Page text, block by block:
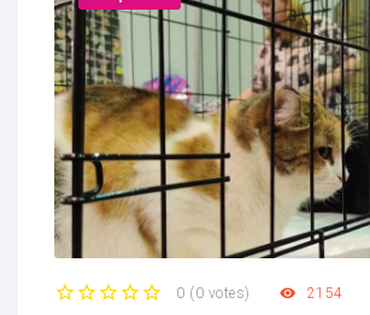
0 ( 0 votes) 2154